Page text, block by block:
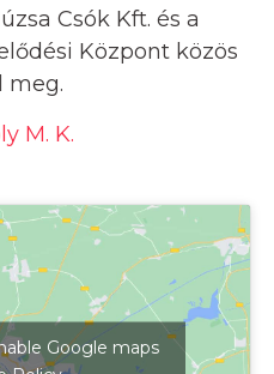
Csók Kft. és a
Központ közös
meg.
M. K.
Google maps